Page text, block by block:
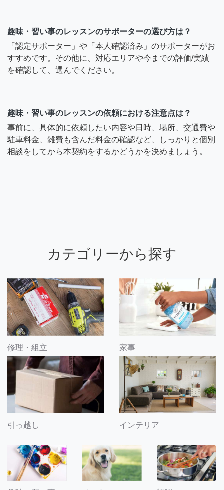
趣味・習い事のレッスンのサポーターの選び方は？
「認定サポーター」や「本人確認済み」のサポーターがお
すすめです。その他に、対応エリアや今までの評価/実績
を確認して、選んでください。
趣味・習い事のレッスンの依頼における注意点は？
事前に、具体的に依頼したい内容や日時、場所、交通費や
駐車料金、雑費も含んだ料金の確認など、しっかりと個別
相談をしてから本契約をするかどうかを決めましょう。
カテゴリーから探す
修理・組立 家事
引っ越し インテリア